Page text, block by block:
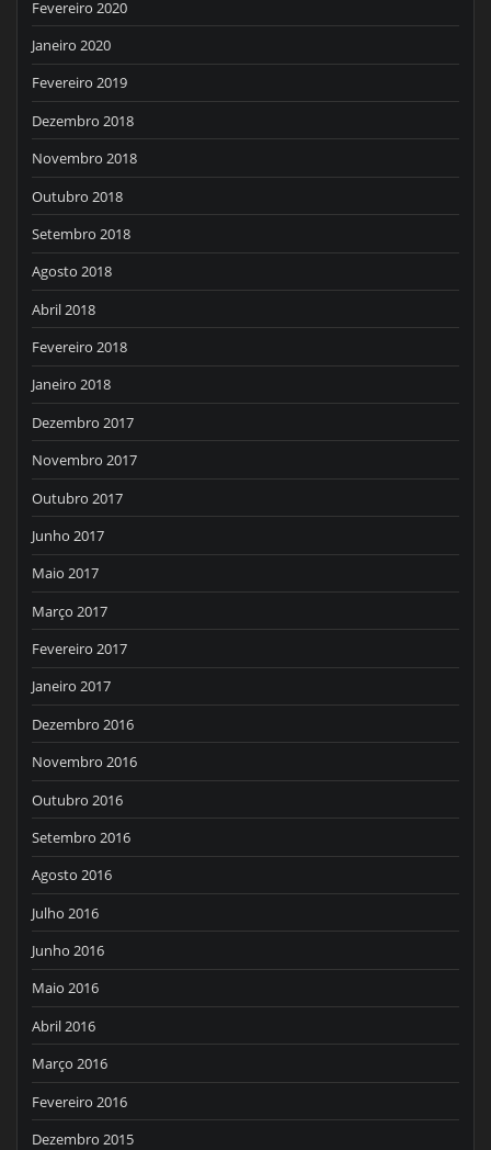
Fevereiro 2020
Janeiro 2020
Fevereiro 2019
Dezembro 2018
Novembro 2018
Outubro 2018
Setembro 2018
Agosto 2018
Abril 2018
Fevereiro 2018
Janeiro 2018
Dezembro 2017
Novembro 2017
Outubro 2017
Junho 2017
Maio 2017
Março 2017
Fevereiro 2017
Janeiro 2017
Dezembro 2016
Novembro 2016
Outubro 2016
Setembro 2016
Agosto 2016
Julho 2016
Junho 2016
Maio 2016
Abril 2016
Março 2016
Fevereiro 2016
Dezembro 2015